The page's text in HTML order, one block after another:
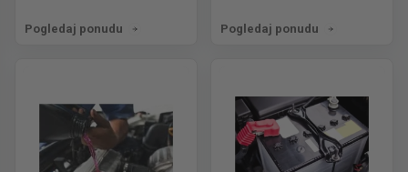
Pogledaj ponudu Pogledaj ponudu